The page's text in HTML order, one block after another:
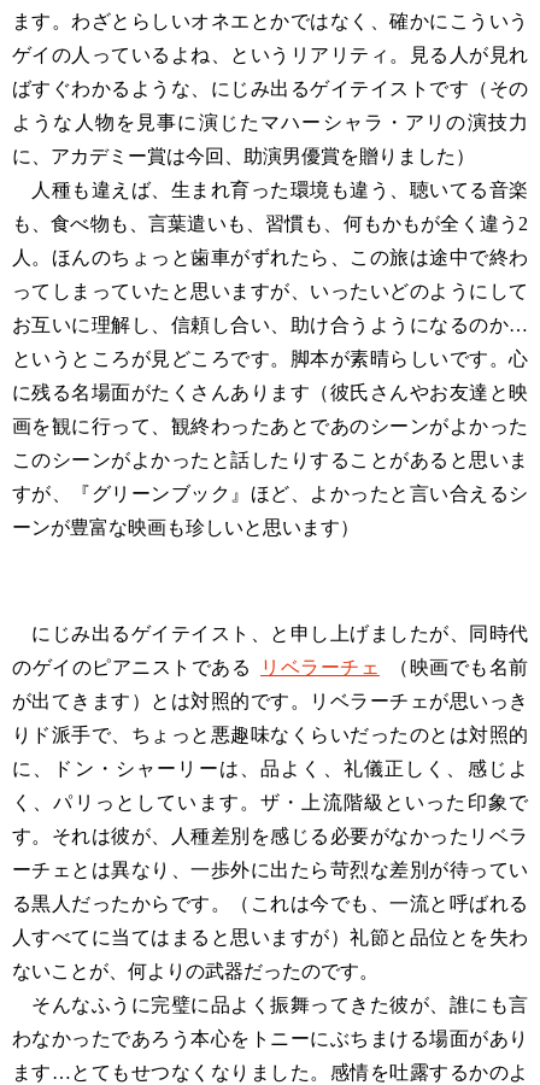
ます。わざとらしいオネエとかではなく、確かにこういう
ゲイの人っているよね、というリアリティ。見る人が見れ
ばすぐわかるような、にじみ出るゲイテイストです（その
ような人物を見事に演じたマハーシャラ・アリの演技力
に、アカデミー賞は今回、助演男優賞を贈りました）
人種も違えば、生まれ育った環境も違う、聴いてる音楽
も、食べ物も、言葉遣いも、習慣も、何もかもが全く違う2
人。ほんのちょっと歯車がずれたら、この旅は途中で終わ
ってしまっていたと思いますが、いったいどのようにして
お互いに理解し、信頼し合い、助け合うようになるのか…
というところが見どころです。脚本が素晴らしいです。心
に残る名場面がたくさんあります（彼氏さんやお友達と映
画を観に行って、観終わったあとであのシーンがよかった
このシーンがよかったと話したりすることがあると思いま
すが、『グリーンブック』ほど、よかったと言い合えるシ
ーンが豊富な映画も珍しいと思います）
にじみ出るゲイテイスト、と申し上げましたが、同時代
のゲイのピアニストである
リベラーチェ
（映画でも名前
が出てきます）とは対照的です。リベラーチェが思いっき
りド派手で、ちょっと悪趣味なくらいだったのとは対照的
に、ドン・シャーリーは、品よく、礼儀正しく、感じよ
く、パリっとしています。ザ・上流階級といった印象で
す。それは彼が、人種差別を感じる必要がなかったリベラ
ーチェとは異なり、一歩外に出たら苛烈な差別が待ってい
る黒人だったからです。（これは今でも、一流と呼ばれる
人すべてに当てはまると思いますが）礼節と品位とを失わ
ないことが、何よりの武器だったのです。
そんなふうに完璧に品よく振舞ってきた彼が、誰にも言
わなかったであろう本心をトニーにぶちまける場面があり
ます…とてもせつなくなりました。感情を吐露するかのよ